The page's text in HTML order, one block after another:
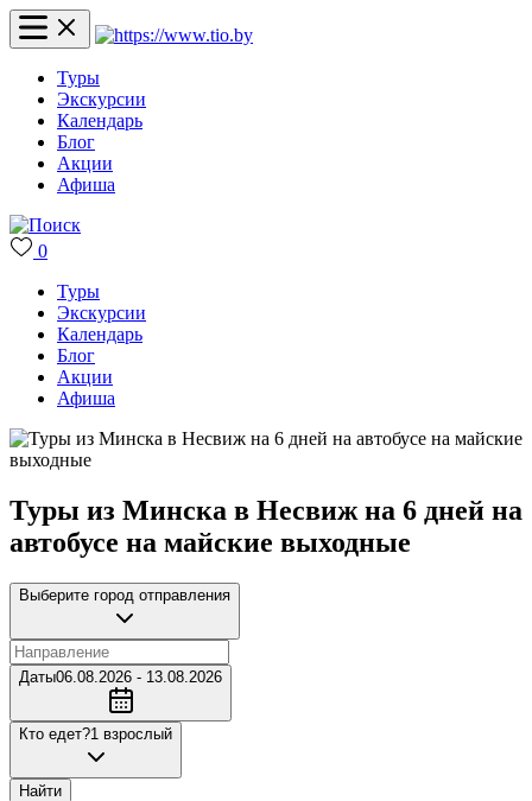
Туры
Экскурсии
Календарь
Блог
Акции
Афиша
0
Туры
Экскурсии
Календарь
Блог
Акции
Афиша
Туры из Минска в Несвиж на 6 дней на
автобусе на майские выходные
Выберите город отправления
Даты06.08.2026 - 13.08.2026
Кто едет?1 взрослый
Найти